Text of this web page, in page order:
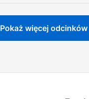
Pokaż więcej odcinków